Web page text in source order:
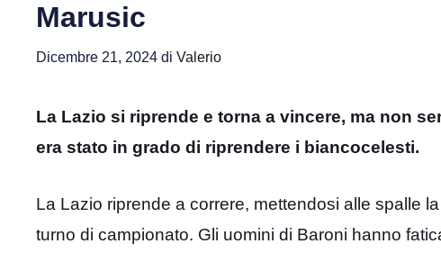
Marusic
Dicembre 21, 2024 di Valerio
La Lazio si riprende e torna a vincere, ma non
era stato in grado di riprendere i biancocelesti.
La Lazio riprende a correre, mettendosi alle spalle
turno di campionato. Gli uomini di Baroni hanno